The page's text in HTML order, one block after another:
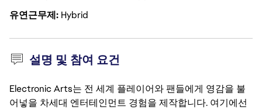
유연근무제 Hybrid
설명 및 참여 요건
Electronic Arts는 전 세계 플레이어와 팬들에게 영감을 불
어넣을 차세대 엔터테인먼트 경험을 제작합니다. 여기에선